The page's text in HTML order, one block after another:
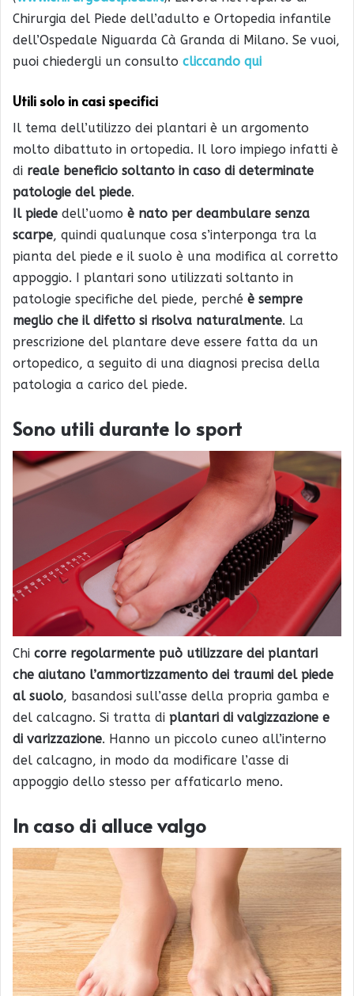
Chirurgia del Piede dell’adulto e Ortopedia infantile
dell’Ospedale Niguarda Cà Granda di Milano. Se vuoi,
puoi chiedergli un consulto cliccando qui
Utili solo in casi specifici
Il tema dell’utilizzo dei plantari è un argomento
molto dibattuto in ortopedia. Il loro impiego infatti è
di reale beneficio soltanto in caso di determinate
patologie del piede.
Il piede dell’uomo è nato per deambulare senza
scarpe, quindi qualunque cosa s’interponga tra la
pianta del piede e il suolo è una modifica al corretto
appoggio. I plantari sono utilizzati soltanto in
patologie specifiche del piede, perché è sempre
meglio che il difetto si risolva naturalmente. La
prescrizione del plantare deve essere fatta da un
ortopedico, a seguito di una diagnosi precisa della
patologia a carico del piede.
Sono utili durante lo sport
Chi corre regolarmente può utilizzare dei plantari
che aiutano l’ammortizzamento dei traumi del piede
al suolo, basandosi sull’asse della propria gamba e
del calcagno. Si tratta di plantari di valgizzazione e
di varizzazione. Hanno un piccolo cuneo all’interno
del calcagno, in modo da modificare l’asse di
appoggio dello stesso per affaticarlo meno.
In caso di alluce valgo